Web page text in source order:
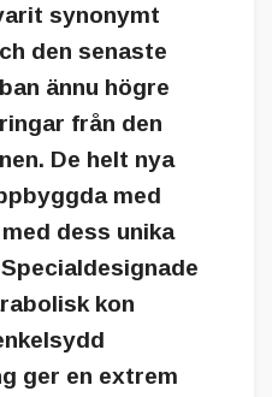
synonymt
den senaste
ännu högre
från den
De helt nya
med
dess unika
kon
ger en extrem